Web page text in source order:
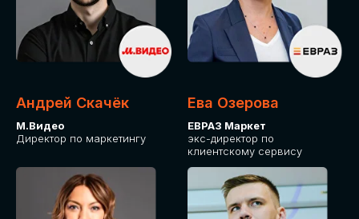
Андрей Скачёк
М.Видео
Директор по маркетингу
Ева Озерова
ЕВРАЗ Маркет
экс-директор по
клиентскому сервису